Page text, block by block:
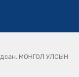
МОНГОЛ УЛСЫН